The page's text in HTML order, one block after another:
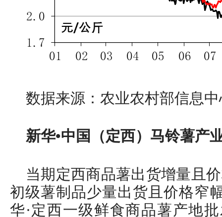
数据来源：农业农村部信息
新华•中国（定西）马铃薯产
当期定西商品薯出货增量且
初级薯制品少量出货且价格窄
华·定西一级鲜食商品薯产地